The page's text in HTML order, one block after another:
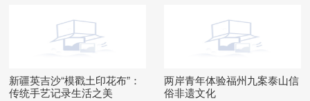
新疆英吉沙“模戳土印花布”：
传统手艺记录生活之美
两岸青年体验福州九案泰山信
俗非遗文化